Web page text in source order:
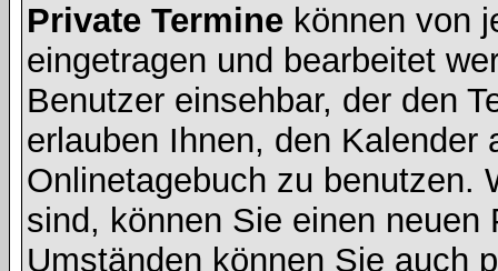
Private Termine können von
eingetragen und bearbeitet
Benutzer einsehbar, der den
erlauben Ihnen, den
Onlinetagebuch zu benutzen.
sind, können Sie einen neuen
Umständen können Sie auch